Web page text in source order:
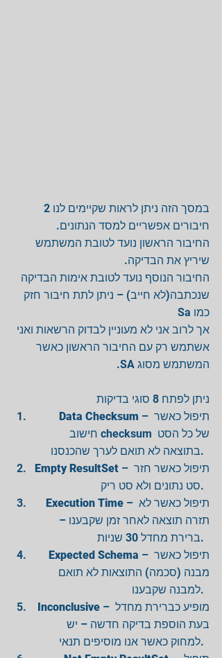
חיבורים אפשריים למסד הנתונים.
החיבור הראשון נועד לטובת המשתמש
שיריץ את הבדיקה.
החיבור הנוסף נועד לטובת אימות הבדיקה
שנכתבה(לא חייב) – ניתן לתת חיבור חזק
כמו Sa
אך לרוב אני לא מעוניין לבדוק הרשאות ואני
אשתמש רק עם החיבור הראשון כאשר
המשתמש מסוג SA.
ניתן לפתח 8 סוגי בדיקות
Data Checksum – תיפול כאשר
חישוב checksum של כל הסט
בתוצאה לא תואם לערך שהכנסנו.
Empty ResultSet – תיפול כאשר חזר
סט נתונים ולא סט ריק.
Execution Time – תיפול כאשר לא
תזרה תוצאה לאחר זמן שקבענו –
ברירת מחדל 30 שניות.
Expected Schema – תיפול כאשר
מבנה (סכמה) התוצאות לא תואם
למבנה שקבענו.
Inconclusive – מופיע כברירת מחדל
בעת הוספת בדיקה חדשה – יש
למחוק כאשר אנו מוסיפים תנאי.